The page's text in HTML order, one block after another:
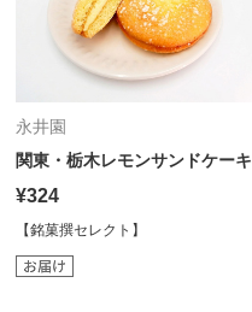
永井園
関東・栃木レモンサンドケーキ
¥324
【銘菓撰セレクト】